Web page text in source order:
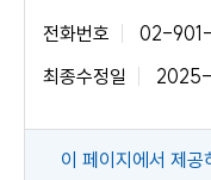
전화번호
02-
최종수정일
콘
이 페이지에서 제